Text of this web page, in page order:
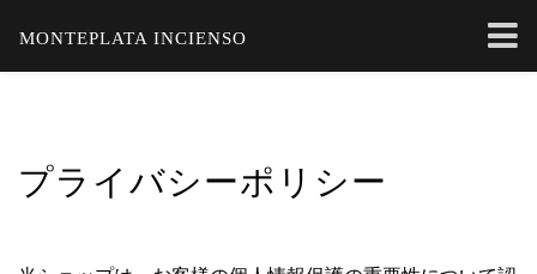
MONTEPLATA INCIENSO
プライバシーポリシー